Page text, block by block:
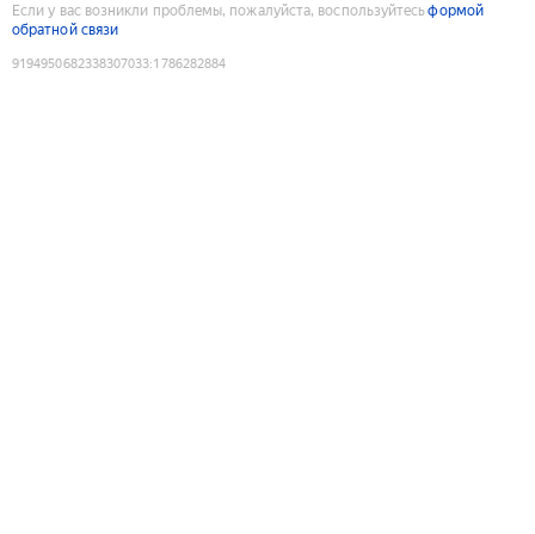
Если у вас возникли проблемы, пожалуйста, воспользуйтесьформой
обратной связи
9194950682338307033:1786282884